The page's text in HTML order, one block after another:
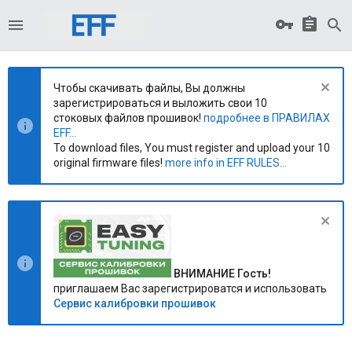
Чтобы скачивать файлы, Вы должны
зарегистрироваться и выложить свои 10
стоковых файлов прошивок! подробнее в ПРАВИЛАХ
EFF...
To download files, You must register and upload your 10
original firmware files! more info in EFF RULES...
ВНИМАНИЕ Гость!
приглашаем Вас зарегистрироватся и использовать
Сервис калибровки прошивок